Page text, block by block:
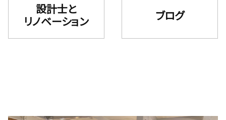
設計士と
リノベーション
ブログ